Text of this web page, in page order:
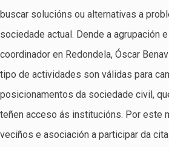
buscar solucións ou alternativas a
sociedade actual. Dende a agrupación
coordinador en Redondela, Óscar
tipo de actividades son válidas para
posicionamentos da sociedade civil,
teñen acceso ás institucións. Por este
veciños e asociación a participar da